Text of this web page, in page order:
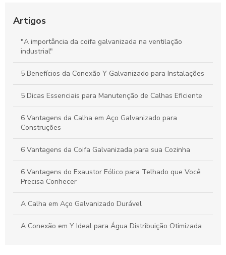
de Forma Eficiente
Calhas Personalizadas: Como Garantir a Proteção Ideal
Contra a Água da Chuva na Sua Casa
Como a Calha em Aço Galvanizado Protege Sua Casa e
Aumenta o Valor do Seu Imóvel
Artigos
"A importância da coifa galvanizada na ventilação
industrial"
5 Benefícios da Conexão Y Galvanizado para Instalações
5 Dicas Essenciais para Manutenção de Calhas Eficiente
6 Vantagens da Calha em Aço Galvanizado para
Construções
6 Vantagens da Coifa Galvanizada para sua Cozinha
6 Vantagens do Exaustor Eólico para Telhado que Você
Precisa Conhecer
A Calha em Aço Galvanizado Durável
A Conexão em Y Ideal para Água Distribuição Otimizada